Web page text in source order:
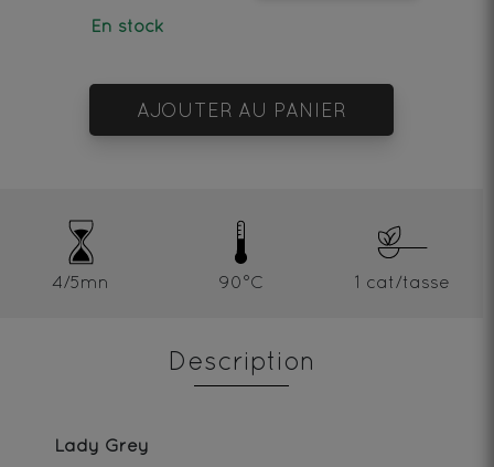
En stock
AJOUTER AU PANIER
4/5mn 90°C 1 cat/tasse
Description
Lady Grey